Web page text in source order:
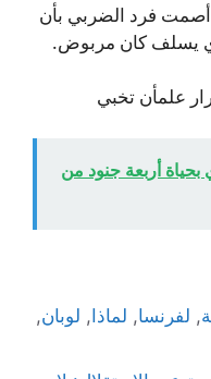
أصمت فرد الضربي بأن
أي يسلف كان مربوض.
علمأن تخبي
بحياة أربعة جنود من
, لفرنسا, لماذا, لوبان,